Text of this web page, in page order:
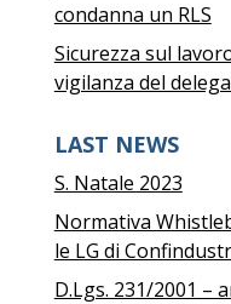
condanna un RLS
Sicurezza sul
vigilanza del
LAST NEWS
S. Natale 2023
Normativa
le LG di
D.Lgs. 231/2001 –